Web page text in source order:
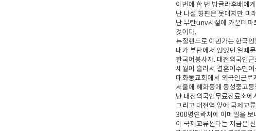
이번에 한 번 방글라후배에
난 나설 형편은 못대지만 미
난 부탄unv시절에 카운터파
것이다.
뉴질랜드로 이민가는 한국
내가 부탄에서 있었던 일때
한국어봉사자. 대전외국인
세월이 흘러서 결혼이주민
대화동교회에서 외국인근로
서울에 혜화동에 동성중고
난 대전외국인무료진료소에
그리고 대전역 앞에 국제교
300명연락처에 이메일을 보
이 국제교류센타는 지금은